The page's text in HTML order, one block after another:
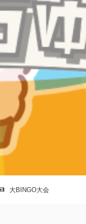
大BINGO大会